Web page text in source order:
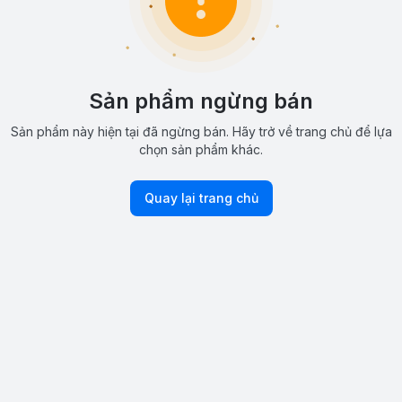
Sản phẩm ngừng bán
Sản phẩm này hiện tại đã ngừng bán. Hãy trở về trang chủ để lựa
chọn sản phẩm khác.
Quay lại trang chủ